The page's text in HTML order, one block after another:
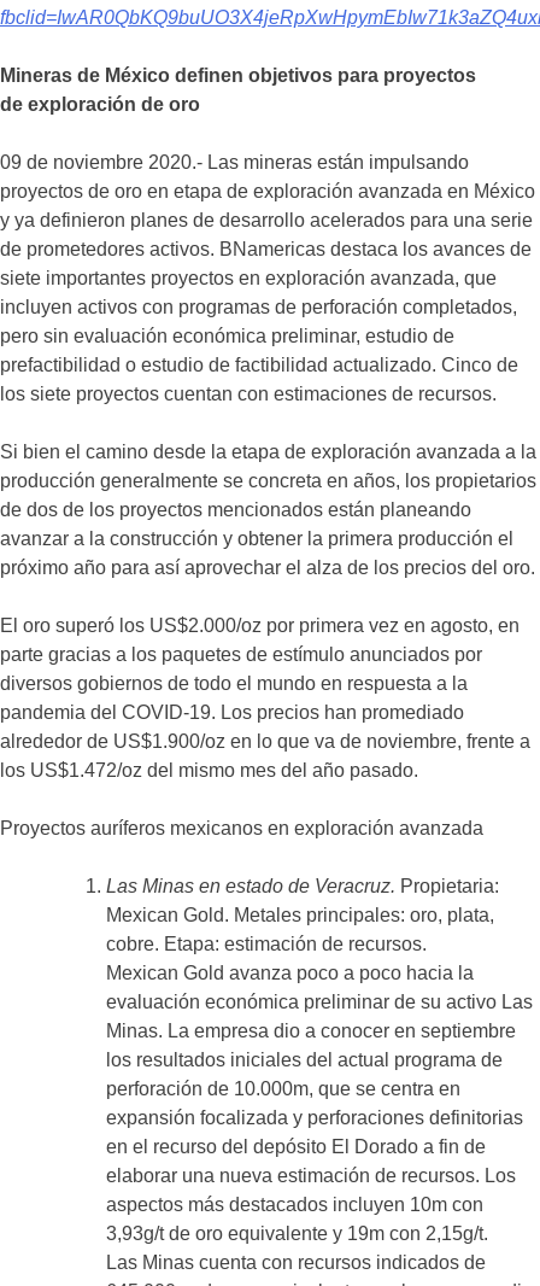
Mineras de México definen objetivos para proyectos
de exploración de oro
09 de noviembre 2020.- Las mineras están impulsando
proyectos de oro en etapa de exploración avanzada en México
y ya definieron planes de desarrollo acelerados para una serie
de prometedores activos. BNamericas destaca los avances de
siete importantes proyectos en exploración avanzada, que
incluyen activos con programas de perforación completados,
pero sin evaluación económica preliminar, estudio de
prefactibilidad o estudio de factibilidad actualizado. Cinco de
los siete proyectos cuentan con estimaciones de recursos.
Si bien el camino desde la etapa de exploración avanzada a la
producción generalmente se concreta en años, los propietarios
de dos de los proyectos mencionados están planeando
avanzar a la construcción y obtener la primera producción el
próximo año para así aprovechar el alza de los precios del oro.
El oro superó los US$2.000/oz por primera vez en agosto, en
parte gracias a los paquetes de estímulo anunciados por
diversos gobiernos de todo el mundo en respuesta a la
pandemia del COVID-19. Los precios han promediado
alrededor de US$1.900/oz en lo que va de noviembre, frente a
los US$1.472/oz del mismo mes del año pasado.
Proyectos auríferos mexicanos en exploración avanzada
Las Minas en estado de Veracruz. Propietaria:
Mexican Gold. Metales principales: oro, plata,
cobre. Etapa: estimación de recursos.
Mexican Gold avanza poco a poco hacia la
evaluación económica preliminar de su activo Las
Minas. La empresa dio a conocer en septiembre
los resultados iniciales del actual programa de
perforación de 10.000m, que se centra en
expansión focalizada y perforaciones definitorias
en el recurso del depósito El Dorado a fin de
elaborar una nueva estimación de recursos. Los
aspectos más destacados incluyen 10m con
3,93g/t de oro equivalente y 19m con 2,15g/t.
Las Minas cuenta con recursos indicados de